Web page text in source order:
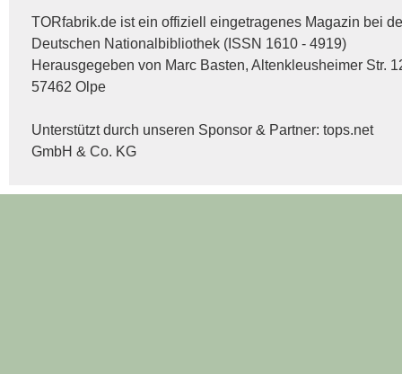
TORfabrik.de ist ein offiziell eingetragenes Magazin bei
Deutschen Nationalbibliothek (ISSN 1610 - 4919)
Herausgegeben von Marc Basten, Altenkleusheimer Str.
57462 Olpe
Unterstützt durch unseren Sponsor & Partner: tops.net
GmbH & Co. KG